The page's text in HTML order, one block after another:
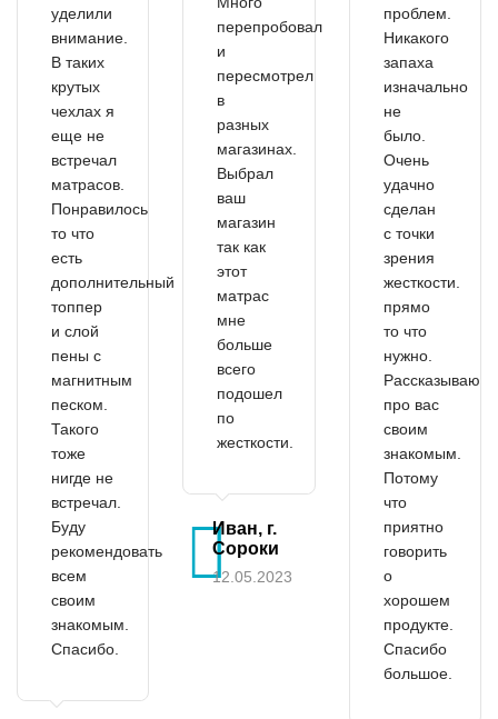
уделили
внимание.
В таких
крутых
чехлах я
еще не
встречал
матрасов.
Понравилось
то что
есть
дополнительный
топпер
и слой
пены с
магнитным
песком.
Такого
тоже
нигде не
встречал.
Буду
рекомендовать
всем
своим
знакомым.
Спасибо.
перепробовал
и
пересмотрел
в
разных
магазинах.
Выбрал
ваш
магазин
так как
этот
матрас
мне
больше
всего
подошел
по
жесткости.
Иван, г.
Сороки
12.05.2023
проблем.
Никакого
запаха
изначально
не
было.
Очень
удачно
сделан
с точки
зрения
жесткости.
прямо
то что
нужно.
Рассказываю
про вас
своим
знакомым.
Потому
что
приятно
говорить
о
хорошем
продукте.
Спасибо
большое.